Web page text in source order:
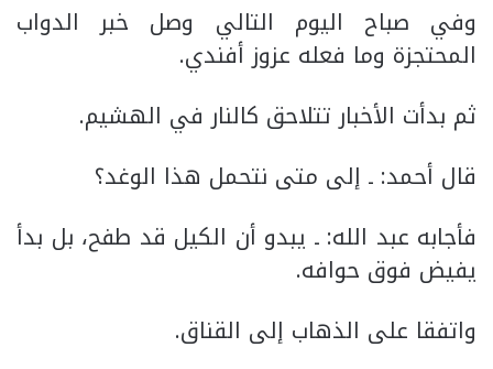
وفي صباح اليوم التالي وصل خبر الدواب
المحتجزة وما فعله عزوز أفندي.
ثم بدأت الأخبار تتلاحق كالنار في الهشيم.
قال أحمد: ـ إلى متى نتحمل هذا الوغد؟
فأجابه عبد الله: ـ يبدو أن الكيل قد طفح، بل بدأ
يفيض فوق حوافه.
واتفقا على الذهاب إلى القناق.